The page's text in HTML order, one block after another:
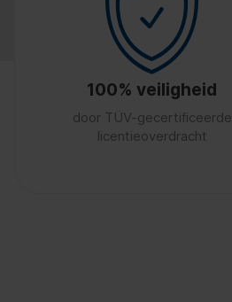
100% veiligheid
door TÜV-gecertificeerde
licentieoverdracht